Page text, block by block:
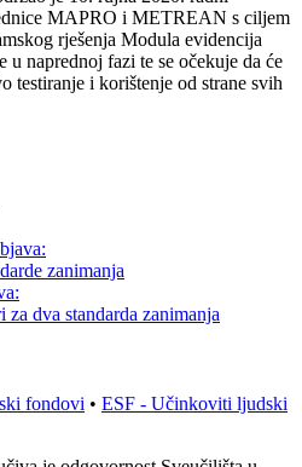
MAPRO i METREAN s ciljem
rješenja Modula evidencija
u naprednoj fazi te se očekuje da će
testiranje i korištenje od strane svih
zanimanja
dva standarda zanimanja
fondovi • ESF - Učinkoviti ljudski